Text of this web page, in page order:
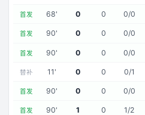
首发 68' 0 0 0/0
首发 90' 0 0 0/0
首发 90' 0 0 0/0
替补 11' 0 0 0/1
首发 90' 0 0 0/0
首发 90' 1 0 1/2